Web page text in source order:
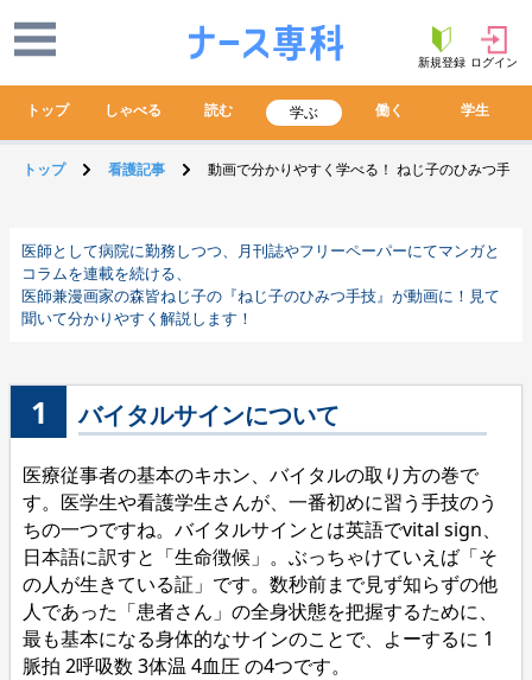
新規登録 ログイン
トップ しゃべる 読む 学ぶ 働く 学生
トップ 看護記事 動画で分かりやすく学べる！ ねじ子のひみつ手技
医師として病院に勤務しつつ、月刊誌やフリーペーパーにてマンガと
コラムを連載を続ける、
医師兼漫画家の森皆ねじ子の『ねじ子のひみつ手技』が動画に！見て
聞いて分かりやすく解説します！
1 バイタルサインについて
医療従事者の基本のキホン、バイタルの取り方の巻で
す。医学生や看護学生さんが、一番初めに習う手技のう
ちの一つですね。バイタルサインとは英語でvital sign、
日本語に訳すと「生命徴候」。ぶっちゃけていえば「そ
の人が生きている証」です。数秒前まで見ず知らずの他
人であった「患者さん」の全身状態を把握するために、
最も基本になる身体的なサインのことで、よーするに 1
脈拍 2呼吸数 3体温 4血圧 の4つです。